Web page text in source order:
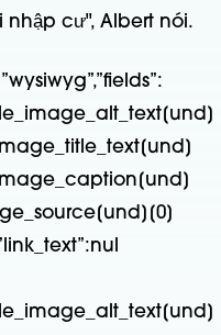
cư", Albert nói.